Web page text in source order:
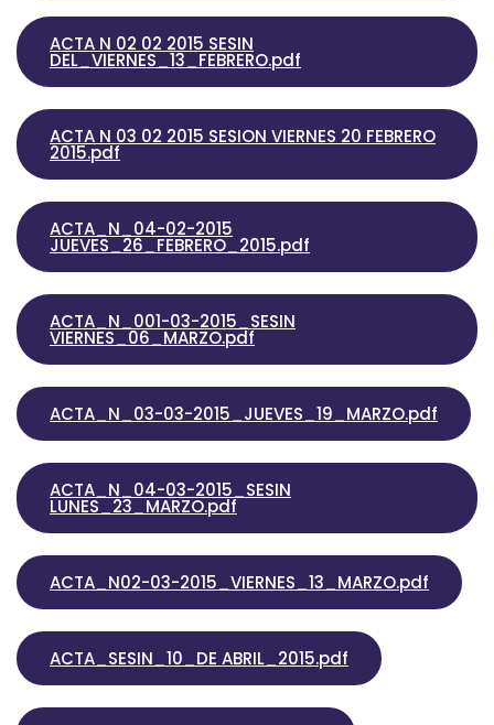
ACTA N 02 02 2015 SESIN
DEL_VIERNES_13_FEBRERO.pdf
ACTA N 03 02 2015 SESION VIERNES 20 FEBRERO
2015.pdf
ACTA_N_04-02-2015
JUEVES_26_FEBRERO_2015.pdf
ACTA_N_001-03-2015_SESIN
VIERNES_06_MARZO.pdf
ACTA_N_03-03-2015_JUEVES_19_MARZO.pdf
ACTA_N_04-03-2015_SESIN
LUNES_23_MARZO.pdf
ACTA_N02-03-2015_VIERNES_13_MARZO.pdf
ACTA_SESIN_10_DE ABRIL_2015.pdf